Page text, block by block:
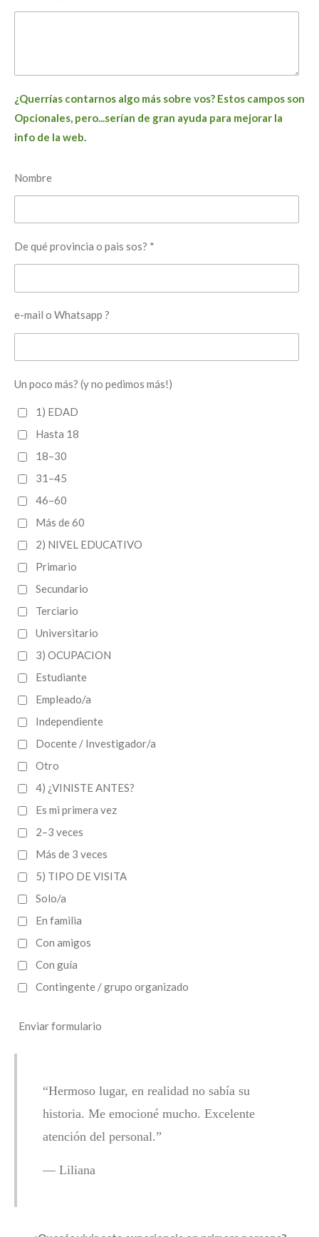
¿Querrías contarnos algo más sobre vos? Estos campos son
Opcionales, pero...serían de gran ayuda para mejorar la
info de la web.
Nombre
De qué provincia o pais sos? *
e-mail o Whatsapp ?
Un poco más? (y no pedimos más!)
1) EDAD
Hasta 18
18–30
31–45
46–60
Más de 60
2) NIVEL EDUCATIVO
Primario
Secundario
Terciario
Universitario
3) OCUPACION
Estudiante
Empleado/a
Independiente
Docente / Investigador/a
Otro
4) ¿VINISTE ANTES?
Es mi primera vez
2–3 veces
Más de 3 veces
5) TIPO DE VISITA
Solo/a
En familia
Con amigos
Con guía
Contingente / grupo organizado
Enviar formulario
“Hermoso lugar, en realidad no sabía su
historia. Me emocioné mucho. Excelente
atención del personal.”
— Liliana